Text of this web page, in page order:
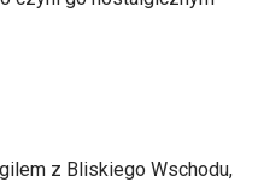
z Bliskiego Wschodu,